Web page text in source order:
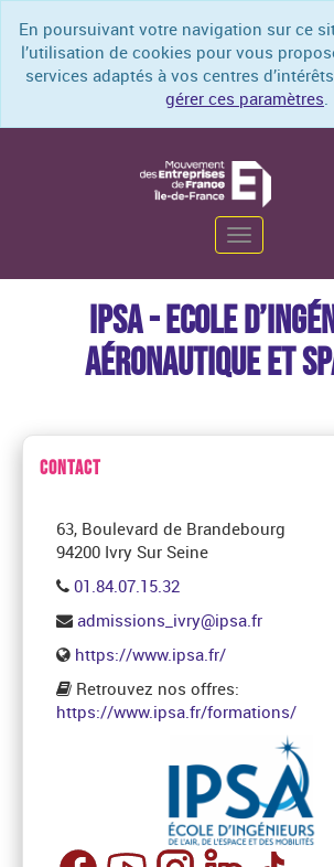
En poursuivant votre navigation sur ce
l’utilisation de cookies pour vous
services adaptés à vos centres
gérer ces paramètres.
Toggle
navigation
IPSA - ECOLE
AÉRONAUTIQUE ET
CONTACT
63, Boulevard de Brandebourg
94200 Ivry Sur Seine
01.84.07.15.32
admissions_ivry@ipsa.fr
https://www.ipsa.fr/
Retrouvez nos offres:
https://www.ipsa.fr/formations/